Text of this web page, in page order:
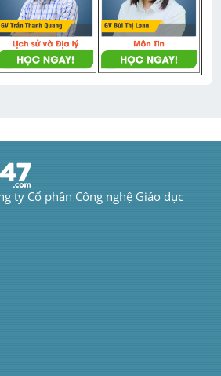
ty Cổ phần Công nghệ Giáo dục